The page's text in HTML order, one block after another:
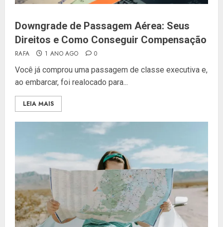
Downgrade de Passagem Aérea: Seus
Direitos e Como Conseguir Compensação
RAFA 1 ANO AGO 0
Você já comprou uma passagem de classe executiva e,
ao embarcar, foi realocado para...
LEIA MAIS